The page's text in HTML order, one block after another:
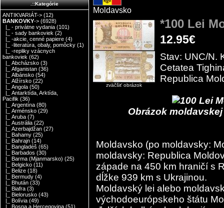
.::Kategórie
ANTIKVARIÁT-> (12)
BANKOVKY-> (6928)
|_ - privátne vydania (101)
|_ - sady bankoviek (2)
|_ -akcie, cenné papiere (4)
|_ -literatúra, obaly, pomôcky (1)
|_ -repliky vzácnych
bankoviek (62)
|_ Abcházsko (3)
|_ Afganistan (36)
|_ Albánsko (54)
|_ Alžírsko (22)
|_ Angola (50)
|_ Antarktída, Arktída,
Pacifik (36)
|_ Argentína (80)
|_ Arménsko (29)
|_ Aruba (7)
|_ Austrália (22)
|_ Azerbajdžan (27)
|_ Bahamy (25)
|_ Bahrajn (14)
|_ Bangladéš (65)
|_ Barbados (30)
|_ Barma (Mjanmarsko) (25)
|_ Belgicko (11)
|_ Belize (18)
|_ Bermudy (4)
|_ Bhután (33)
|_ Biafra (3)
|_ Bielorusko (43)
|_ Bolívia (49)
|_ Bosna a Hercegovina (51)
Moldavsko
zväčšiť obrázok
*100 Lei
12.95€
Stav: UNC/N.
Cetatea
Republica
Obrázok
Moldavsko (po moldavsky:
moldavsky: Republica
západe na 450 km hraničí s
dĺžke 939 km s Ukrajinou.
Moldavský lei alebo
východoeurópskeho štátu